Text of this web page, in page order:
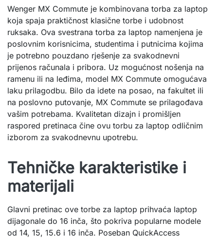
Wenger MX Commute je kombinovana torba za laptop
koja spaja praktičnost klasične torbe i udobnost
ruksaka. Ova svestrana torba za laptop namenjena je
poslovnim korisnicima, studentima i putnicima kojima
je potrebno pouzdano rješenje za svakodnevni
prijenos računala i pribora. Uz mogućnost nošenja na
ramenu ili na leđima, model MX Commute omogućava
laku prilagodbu. Bilo da idete na posao, na fakultet ili
na poslovno putovanje, MX Commute se prilagođava
vašim potrebama. Kvalitetan dizajn i promišljen
raspored pretinaca čine ovu torbu za laptop odličnim
izborom za svakodnevnu upotrebu.
Tehničke karakteristike i
materijali
Glavni pretinac ove torbe za laptop prihvaća laptop
dijagonale do 16 inča, što pokriva popularne modele
od 14, 15, 15.6 i 16 inča. Poseban QuickAccess